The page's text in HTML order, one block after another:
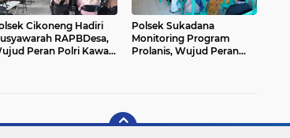
Cikoneng Hadiri
RAPBDesa,
Peran Polri Kawal
Polsek Sukadana
Monitoring Program
Prolanis, Wujud Peran